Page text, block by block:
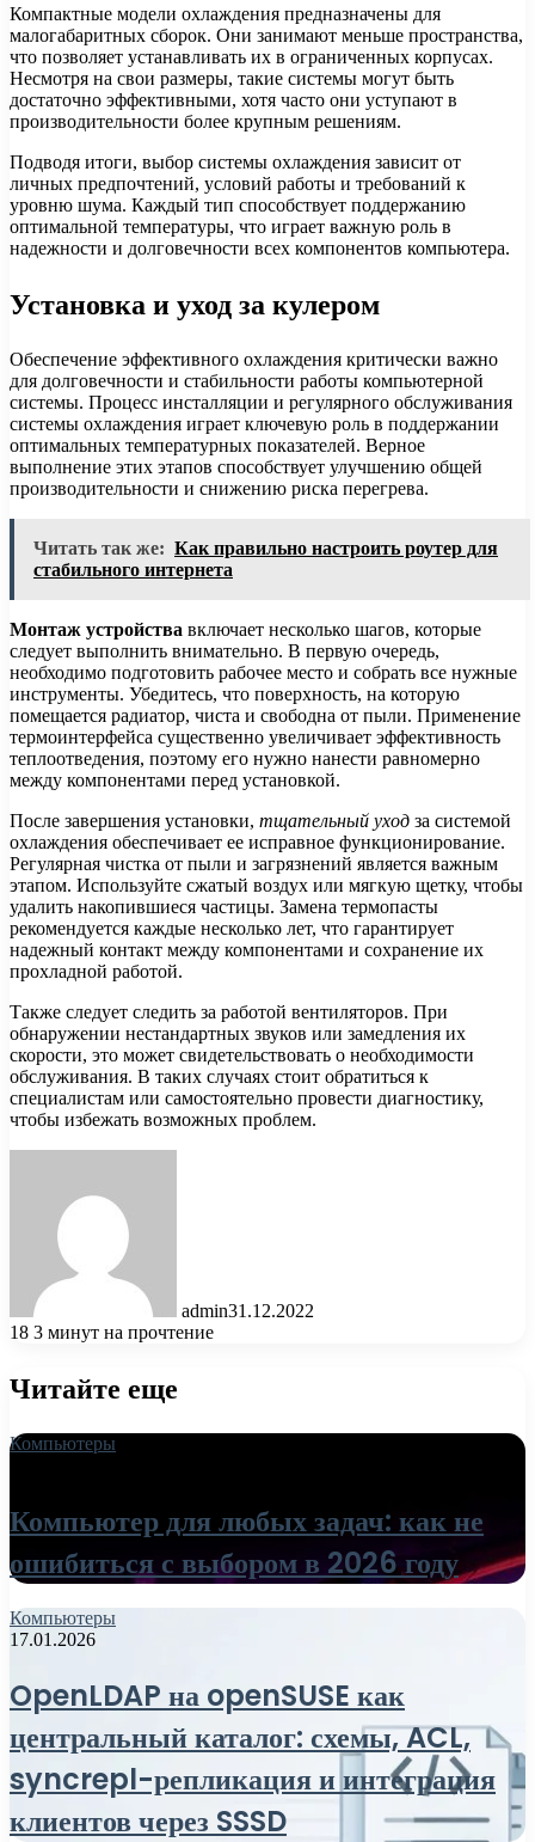
Компактные модели охлаждения предназначены для
малогабаритных сборок. Они занимают меньше пространства,
что позволяет устанавливать их в ограниченных корпусах.
Несмотря на свои размеры, такие системы могут быть
достаточно эффективными, хотя часто они уступают в
производительности более крупным решениям.
Подводя итоги, выбор системы охлаждения зависит от
личных предпочтений, условий работы и требований к
уровню шума. Каждый тип способствует поддержанию
оптимальной температуры, что играет важную роль в
надежности и долговечности всех компонентов компьютера.
Установка и уход за кулером
Обеспечение эффективного охлаждения критически важно
для долговечности и стабильности работы компьютерной
системы. Процесс инсталляции и регулярного обслуживания
системы охлаждения играет ключевую роль в поддержании
оптимальных температурных показателей. Верное
выполнение этих этапов способствует улучшению общей
производительности и снижению риска перегрева.
Читать так же: Как правильно настроить роутер для
стабильного интернета
Монтаж устройства включает несколько шагов, которые
следует выполнить внимательно. В первую очередь,
необходимо подготовить рабочее место и собрать все нужные
инструменты. Убедитесь, что поверхность, на которую
помещается радиатор, чиста и свободна от пыли. Применение
термоинтерфейса существенно увеличивает эффективность
теплоотведения, поэтому его нужно нанести равномерно
между компонентами перед установкой.
После завершения установки, тщательный уход за системой
охлаждения обеспечивает ее исправное функционирование.
Регулярная чистка от пыли и загрязнений является важным
этапом. Используйте сжатый воздух или мягкую щетку, чтобы
удалить накопившиеся частицы. Замена термопасты
рекомендуется каждые несколько лет, что гарантирует
надежный контакт между компонентами и сохранение их
прохладной работой.
Также следует следить за работой вентиляторов. При
обнаружении нестандартных звуков или замедления их
скорости, это может свидетельствовать о необходимости
обслуживания. В таких случаях стоит обратиться к
специалистам или самостоятельно провести диагностику,
чтобы избежать возможных проблем.
admin31.12.2022
18 3 минут на прочтение
Читайте еще
Компьютеры
Компьютер для любых задач: как не
ошибиться с выбором в 2026 году
Компьютеры
17.01.2026
OpenLDAP на openSUSE как
центральный каталог: схемы, ACL,
syncrepl-репликация и интеграция
клиентов через SSSD